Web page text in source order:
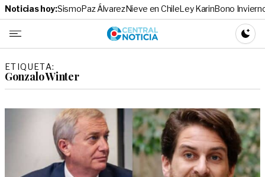
Noticias hoy:SismoPaz ÁlvarezNieve en ChileLey KarinBono
Central
ETIQUETA:
Gonzalo Winter